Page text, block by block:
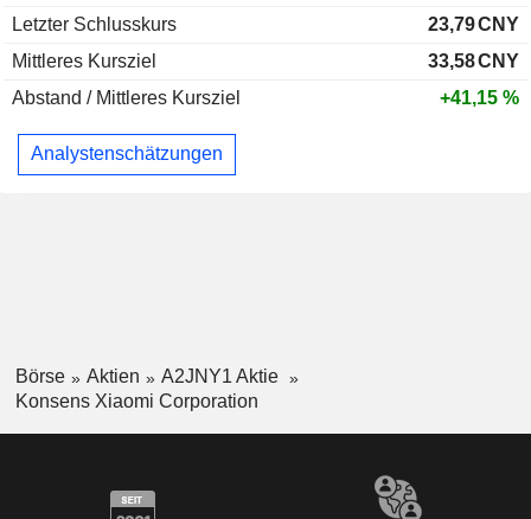
Letzter Schlusskurs
23,79CNY
Mittleres Kursziel
33,58CNY
Abstand / Mittleres Kursziel
+41,15 %
Analystenschätzungen
Börse Aktien
A2JNY1 Aktie
Konsens Xiaomi Corporation